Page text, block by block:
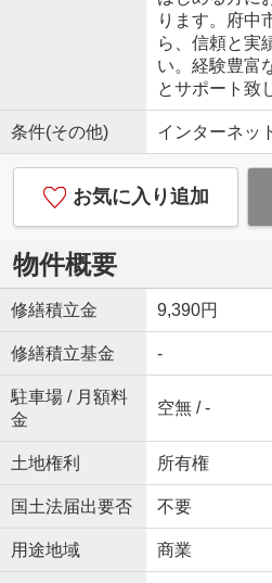
ります。府中
ら、信頼と実
い。経験豊富
とサポート致
条件(その他) インターネッ
お気に入り追加
物件概要
修繕積立金 9,390円
修繕積立基金 -
駐車場 / 月額料
金
空無 / -
土地権利 所有権
国土法届出要否 不要
用途地域 商業